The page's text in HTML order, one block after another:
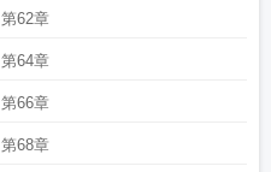
第62章
第64章
第66章
第68章